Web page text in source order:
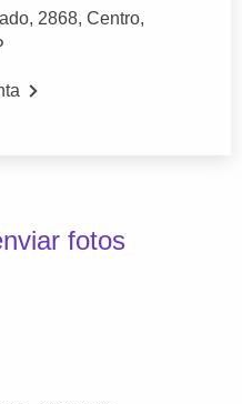
2868, Centro,
fotos